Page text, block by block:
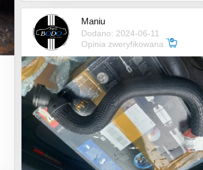
Maniu
Dodano: 2024-06-11
Opinia zweryfikowana